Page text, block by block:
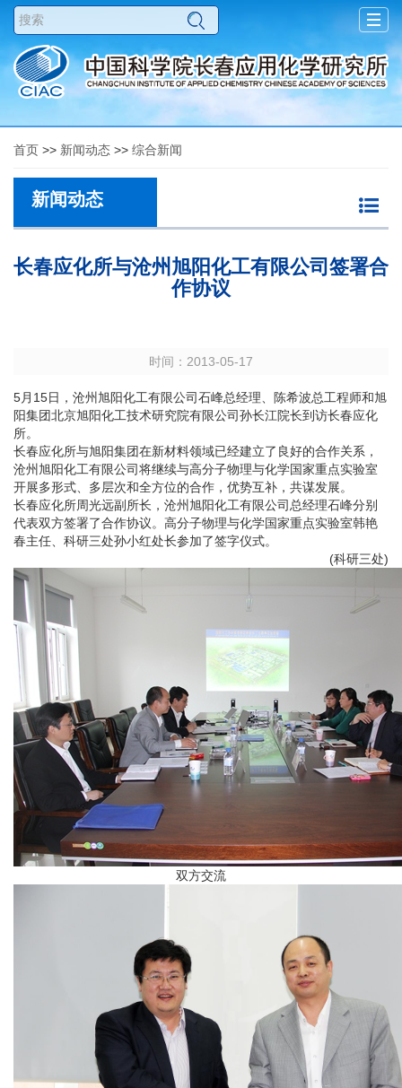
首页 >> 新闻动态 >> 综合新闻
新闻动态
长春应化所与沧州旭阳化工有限公司签署合
作协议
时间：2013-05-17
5月15日，沧州旭阳化工有限公司石峰总经理、陈希波总工程师和旭
阳集团北京旭阳化工技术研究院有限公司孙长江院长到访长春应化
所。
长春应化所与旭阳集团在新材料领域已经建立了良好的合作关系，
沧州旭阳化工有限公司将继续与高分子物理与化学国家重点实验室
开展多形式、多层次和全方位的合作，优势互补，共谋发展。
长春应化所周光远副所长，沧州旭阳化工有限公司总经理石峰分别
代表双方签署了合作协议。高分子物理与化学国家重点实验室韩艳
春主任、科研三处孙小红处长参加了签字仪式。
(科研三处)
双方交流